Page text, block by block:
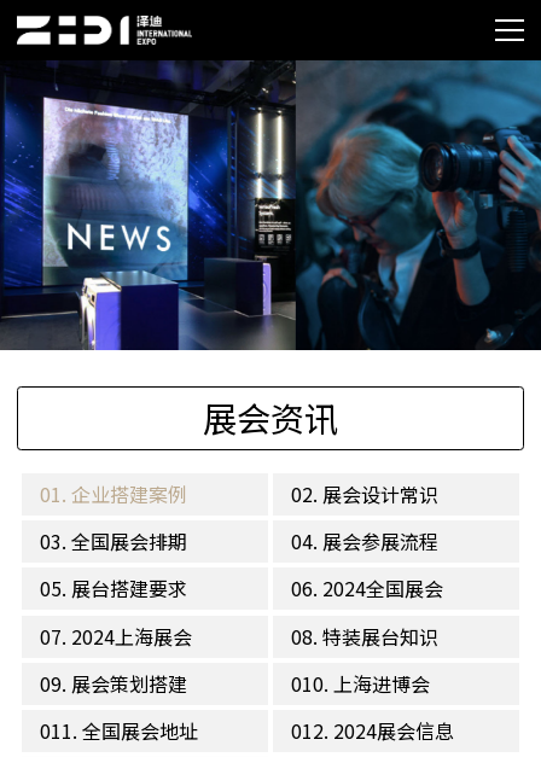
展会资讯
01. 企业搭建案例
02. 展会设计常识
03. 全国展会排期
04. 展会参展流程
05. 展台搭建要求
06. 2024全国展会
07. 2024上海展会
08. 特装展台知识
09. 展会策划搭建
010. 上海进博会
011. 全国展会地址
012. 2024展会信息